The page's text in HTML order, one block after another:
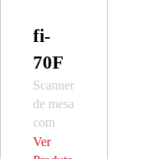
fi-
70F
Scanner
de mesa
com
pegada
Ver